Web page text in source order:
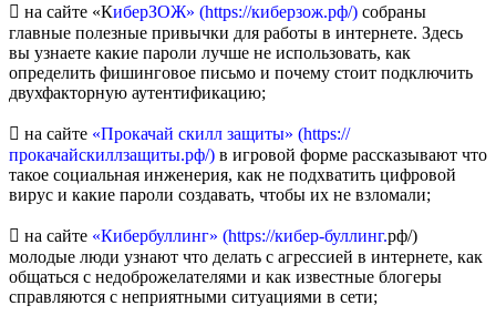
 на сайте «КиберЗОЖ» (https://киберзож.рф/) собраны
главные полезные привычки для работы в интернете. Здесь
вы узнаете какие пароли лучше не использовать, как
определить фишинговое письмо и почему стоит подключить
двухфакторную аутентификацию;
 на сайте «Прокачай скилл защиты» (https://
прокачайскиллзащиты.рф/) в игровой форме рассказывают что
такое социальная инженерия, как не подхватить цифровой
вирус и какие пароли создавать, чтобы их не взломали;
 на сайте «Кибербуллинг» (https://кибер-буллинг.рф/)
молодые люди узнают что делать с агрессией в интернете, как
общаться с недоброжелателями и как известные блогеры
справляются с неприятными ситуациями в сети;